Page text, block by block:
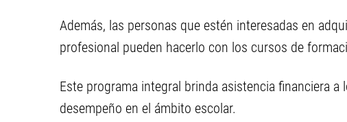
Además, las personas que estén interesadas en
profesional pueden hacerlo con los cursos de
Este programa integral brinda asistencia financiera
desempeño en el ámbito escolar.